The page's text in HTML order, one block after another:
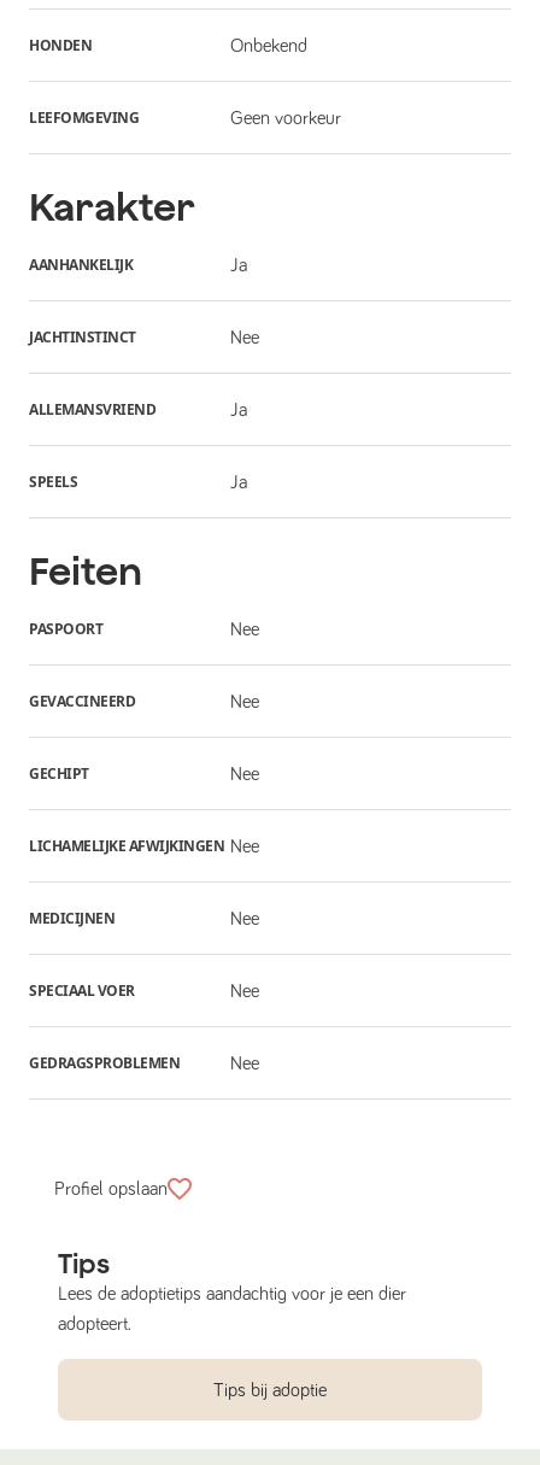
HONDEN Onbekend
LEEFOMGEVING Geen voorkeur
Karakter
AANHANKELIJK Ja
JACHTINSTINCT Nee
ALLEMANSVRIEND Ja
SPEELS Ja
Feiten
PASPOORT Nee
GEVACCINEERD Nee
GECHIPT Nee
LICHAMELIJKE AFWIJKINGEN Nee
MEDICIJNEN Nee
SPECIAAL VOER Nee
GEDRAGSPROBLEMEN Nee
Profiel opslaan
Tips
Lees de adoptietips aandachtig voor je een dier
adopteert.
Tips bij adoptie